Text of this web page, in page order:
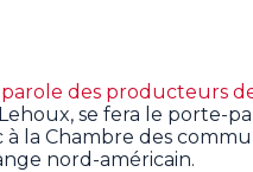
des producteurs
se fera le porte-
la Chambre des
nord-américain.